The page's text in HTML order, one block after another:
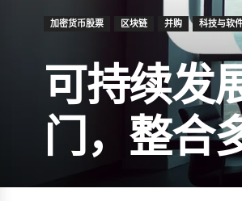
加密货币股票 区块链 并购 科技与软
可持续发
门，整合